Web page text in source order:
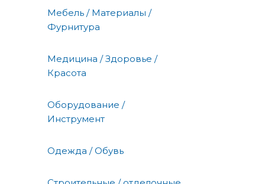
Мебель / Материалы /
Фурнитура
Медицина / Здоровье /
Красота
Оборудование /
Инструмент
Одежда / Обувь